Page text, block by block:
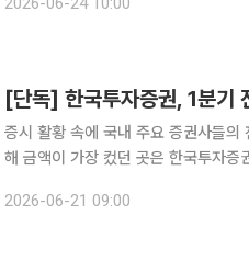
카카오, 카카오페이, 카카오모빌리티,
[단독] 한국투자증권, 1분기
증시 활황 속에 국내 주요 증권사들의
해 금액이 가장 컸던 곳은 한국투자증권으로 나타났다. 21일 본지가
사고 관련 배상액이 가장 많았다. 한
2026-06-21 09:00